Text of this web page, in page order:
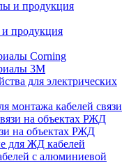
продукция
Corning
3M
для электрических
монтажа кабелей связи
на объектах РЖД
для ЖД кабелей
с алюминиевой